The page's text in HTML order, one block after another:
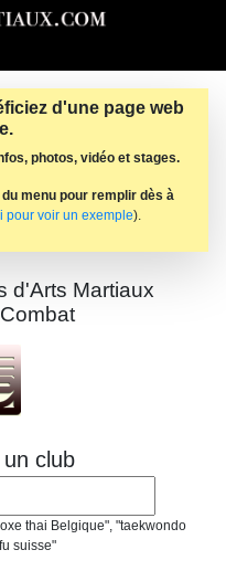
d'une page web
photos, vidéo et stages.
menu pour remplir dès à
pour voir un exemple).
d'Arts Martiaux
club
thai Belgique", "taekwondo
suisse"